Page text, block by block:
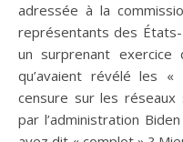
adressée à la
représentants des
un surprenant
qu’avaient révélé les
censure sur les réseaux
par l’administration